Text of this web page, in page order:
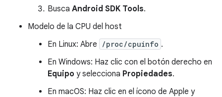
Busca Android SDK Tools.
Modelo de la CPU del host
En Linux: Abre
/proc/cpuinfo .
En Windows: Haz clic con el botón derecho en
Equipo y selecciona Propiedades.
En macOS: Haz clic en el ícono de Apple y